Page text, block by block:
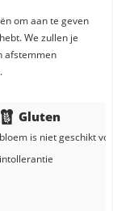
om aan te geven
We zullen je
afstemmen
Gluten
bloemis niet geschikt
intollerantie